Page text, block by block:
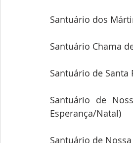
Santuário dos
Santuário Chama
Santuário de Santa
Santuário de
Esperança/Natal)
Santuário de